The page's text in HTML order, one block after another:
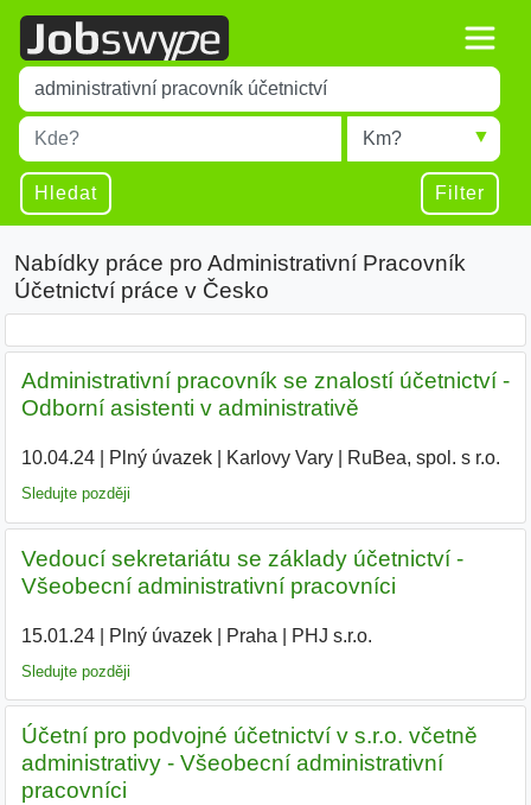
Title
Type 1 or more characters for results.
Místo
Type 1 or more characters for results.
Radius
Hledat Filter
Nabídky práce pro Administrativní Pracovník
Účetnictví práce v Česko
Administrativní pracovník se znalostí účetnictví -
Odborní asistenti v administrativě
10.04.24| Plný úvazek| Karlovy Vary| RuBea, spol. s r.o.
Sledujte později
Vedoucí sekretariátu se základy účetnictví -
Všeobecní administrativní pracovníci
15.01.24| Plný úvazek| Praha PHJ s.r.o.
Sledujte později
Účetní pro podvojné účetnictví v s.r.o. včetně
administrativy - Všeobecní administrativní
pracovníci